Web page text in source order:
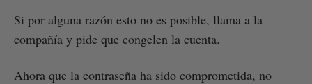
Si por alguna razón esto no es posible, llama a la
compañía y pide que congelen la cuenta.
Ahora que la contraseña ha sido comprometida, no